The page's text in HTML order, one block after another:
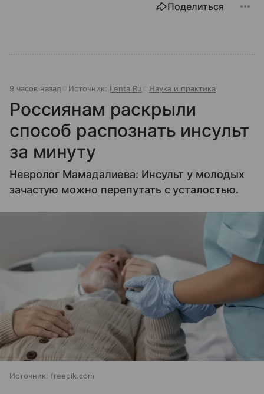
Поделиться
9 часов назад Источник: Lenta.Ru Наука и практика
Россиянам раскрыли
способ распознать инсульт
за минуту
Невролог Мамадалиева: Инсульт у молодых
зачастую можно перепутать с усталостью.
Источник: freepik.com